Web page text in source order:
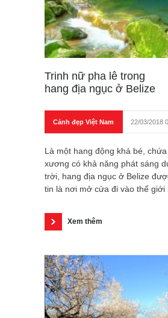
Trinh nữ pha lê trong
hang địa ngục ở Belize
Cảnh đẹp Việt Nam 22/03/2018
Là một hang động khá bé,
xương có khả năng phát sáng
trời, hang địa ngục ở Belize
tin là nơi mở cửa đi vào thế giới
Xem thêm